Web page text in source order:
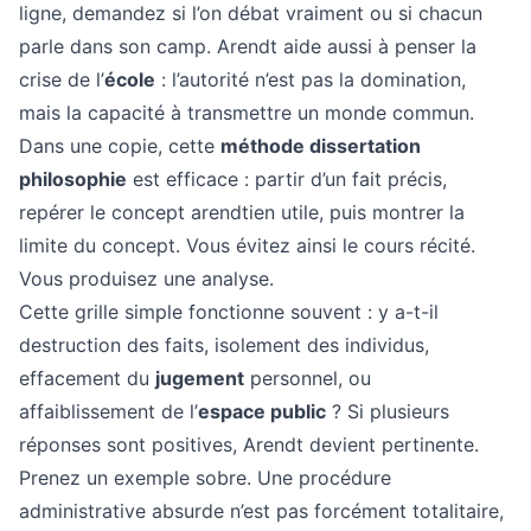
ligne, demandez si l’on débat vraiment ou si chacun
parle dans son camp. Arendt aide aussi à penser la
crise de l’école : l’autorité n’est pas la domination,
mais la capacité à transmettre un monde commun.
Dans une copie, cette méthode dissertation
philosophie est efficace : partir d’un fait précis,
repérer le concept arendtien utile, puis montrer la
limite du concept. Vous évitez ainsi le cours récité.
Vous produisez une analyse.
Cette grille simple fonctionne souvent : y a-t-il
destruction des faits, isolement des individus,
effacement du jugement personnel, ou
affaiblissement de l’espace public ? Si plusieurs
réponses sont positives, Arendt devient pertinente.
Prenez un exemple sobre. Une procédure
administrative absurde n’est pas forcément totalitaire,